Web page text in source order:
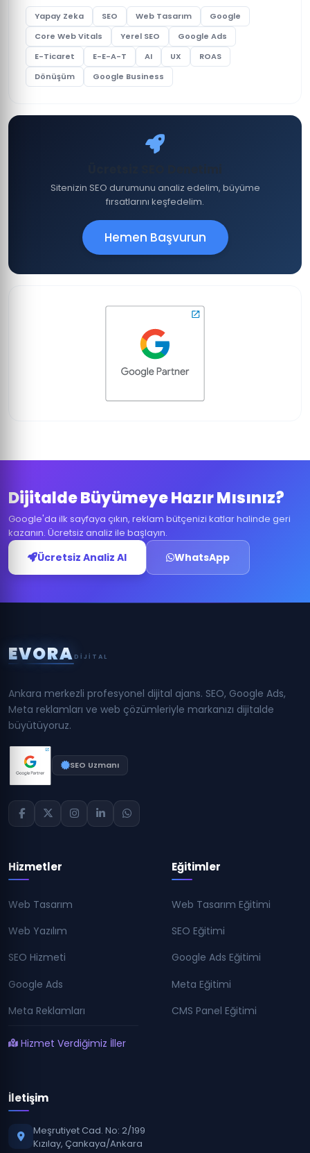
Yapay Zeka SEO Web Tasarım
Google
Core Web Vitals
Yerel SEO
Google Ads
E-Ticaret
E-E-A-T AI UX
ROAS
Dönüşüm
Google Business
Sitenizin SEO durumunu analiz edelim, büyüme
fırsatlarını keşfedelim.
Hemen Başvurun
Dijitalde Büyümeye Hazır Mısınız?
Google'da ilk sayfaya çıkın, reklam bütçenizi katlar halinde geri
kazanın. Ücretsiz analiz ile başlayın.
Ücretsiz Analiz Al WhatsApp
EVORA DIJITAL
Ankara merkezli profesyonel dijital ajans. SEO, Google Ads,
Meta reklamları ve web çözümleriyle markanızı dijitalde
büyütüyoruz.
SEO Uzmanı
Hizmetler
Web Tasarım
Web Yazılım
SEO Hizmeti
Google Ads
Meta Reklamları
Hizmet Verdiğimiz İller
Eğitimler
Web Tasarım Eğitimi
SEO Eğitimi
Google Ads Eğitimi
Meta Eğitimi
CMS Panel Eğitimi
İletişim
Meşrutiyet Cad. No: 2/199
Kızılay, Çankaya/Ankara